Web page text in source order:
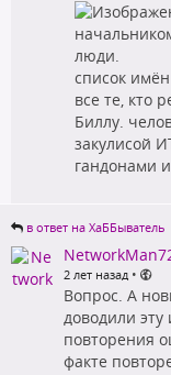
люди.
список
все те, кто
Биллу.
закулисой
гандонами
в ответ на ХаББыватель
2 лет назад •
Вопрос. А
доводили
повторения
факте